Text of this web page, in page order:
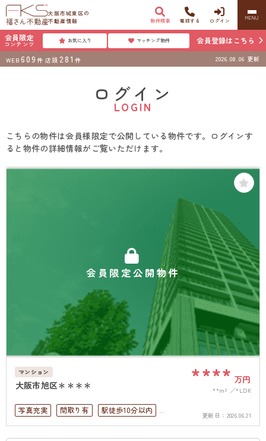
大阪市城東区の
不動産情報
物件検索 電話する ログイン MENU
会員限定
コンテンツ お気に入り マッチング物件 会員登録はこちら
WEB 609 件 店頭 281 件 2026.08.06 更新
ログイン
LOGIN
こちらの物件は会員様限定で公開している物件です。ログインす
ると物件の詳細情報がご覧いただけます。
会員限定公開物件
マンション
大阪市旭区＊＊＊＊ **** 万円
**m² *LDK
写真充実 間取り有
駅徒歩10分以内
高層階
上下水道完備 角部屋
更新日： 2026.06.21